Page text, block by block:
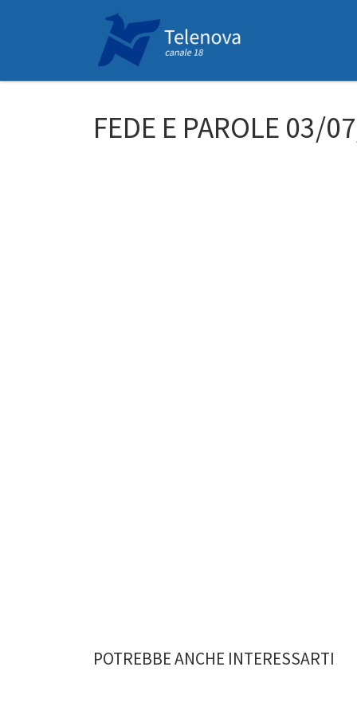
Passa al contenuto
FEDE E PAROLE 03/
POTREBBE ANCHE INTERESSARTI